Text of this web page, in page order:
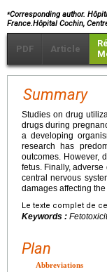
⁎Corresponding author.
France.Hôpital Cochin,
PDF Article
Summary
Studies on drug
drugs during
a developing
research has
outcomes. However,
fetus. Finally,
central nervous
damages affecting
Le texte complet de
Keywords :
Plan
Abbreviations